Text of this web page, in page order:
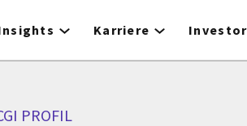
Karriere
PROFIL